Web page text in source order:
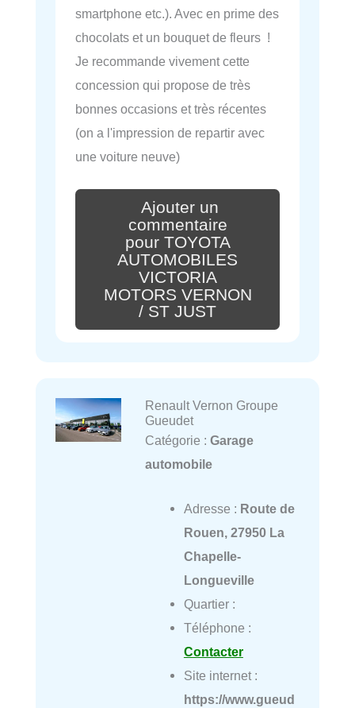
smartphone etc.). Avec en prime des
chocolats et un bouquet de fleurs !
Je recommande vivement cette
concession qui propose de très
bonnes occasions et très récentes
(on a l'impression de repartir avec
une voiture neuve)
Ajouter un
commentaire
pour TOYOTA
AUTOMOBILES
VICTORIA
MOTORS VERNON
/ ST JUST
Renault Vernon Groupe
Gueudet
Catégorie : Garage
automobile
Adresse : Route de
Rouen, 27950 La
Chapelle-
Longueville
Quartier :
Téléphone :
Contacter
Site internet :
https://www.gueud